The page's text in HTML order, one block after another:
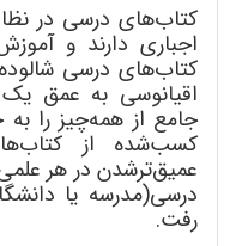
کتابهای درسی در
اجباری دارند و
کتابهای درسی شالوده
اقیانوسی به عمق
جامع از همهچیز را
کسبشده از کتاب
عمیقترشدن در هر
درسی(مدرسه یا
رفت.